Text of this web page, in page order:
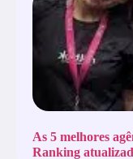
As 5 melhores
Ranking